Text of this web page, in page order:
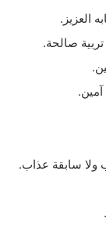
العزيز.
صالحة.
آمين.
ولا سابقة عذاب.